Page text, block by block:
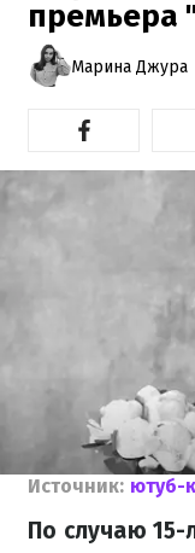
премьера
Марина Джура
Источник: ютуб-
По случаю 15-